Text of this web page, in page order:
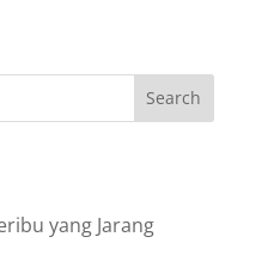
Search
yang Jarang